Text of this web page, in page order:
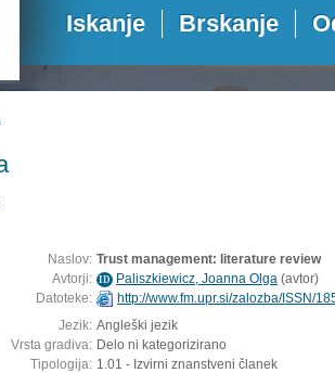
Iskanje Brskanje
Naslov: Trust management: literature review
Avtorji: ID Paliszkiewicz, Joanna Olga (avtor)
Datoteke:
http://www.fm.upr.si/zalozba/ISSN/
Jezik: Angleški jezik
Vrsta gradiva: Delo ni kategorizirano
Tipologija: 1.01 - Izvirni znanstveni članek